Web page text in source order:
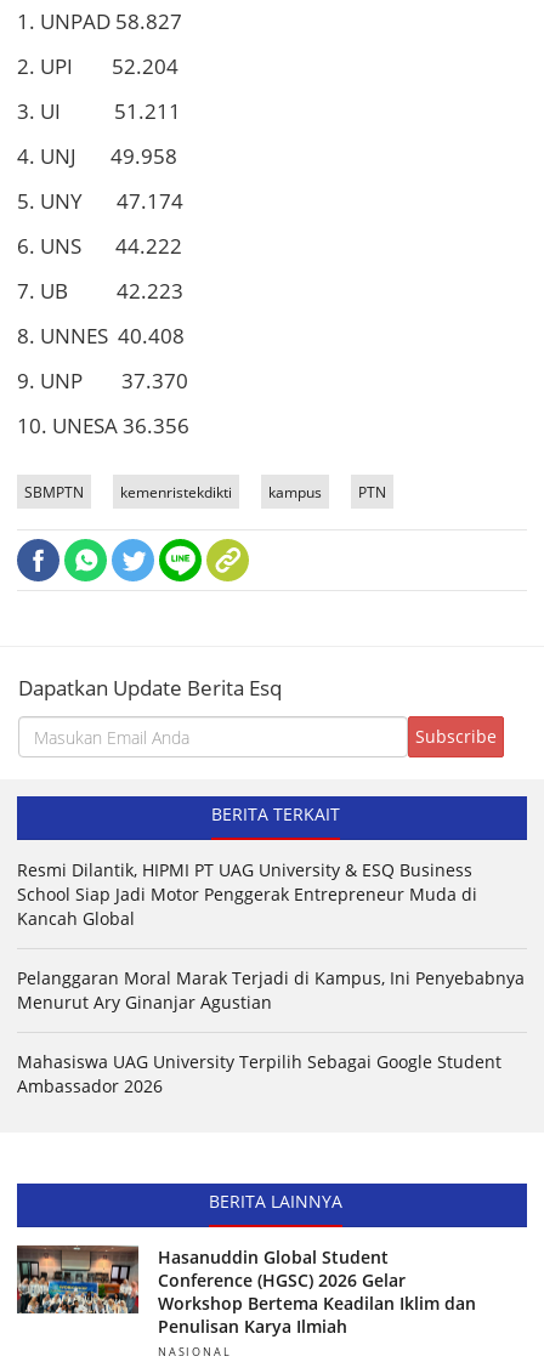
1. UNPAD 58.827
2. UPI 52.204
3. UI 51.211
4. UNJ 49.958
5. UNY 47.174
6. UNS 44.222
7. UB 42.223
8. UNNES 40.408
9. UNP 37.370
10. UNESA 36.356
SBMPTN kemenristekdikti kampus PTN
Dapatkan Update Berita Esq
BERITA TERKAIT
Resmi Dilantik, HIPMI PT UAG University & ESQ Business
School Siap Jadi Motor Penggerak Entrepreneur Muda di
Kancah Global
Pelanggaran Moral Marak Terjadi di Kampus, Ini Penyebabnya
Menurut Ary Ginanjar Agustian
Mahasiswa UAG University Terpilih Sebagai Google Student
Ambassador 2026
BERITA LAINNYA
Hasanuddin Global Student
Conference (HGSC) 2026 Gelar
Workshop Bertema Keadilan Iklim dan
Penulisan Karya Ilmiah
NASIONAL